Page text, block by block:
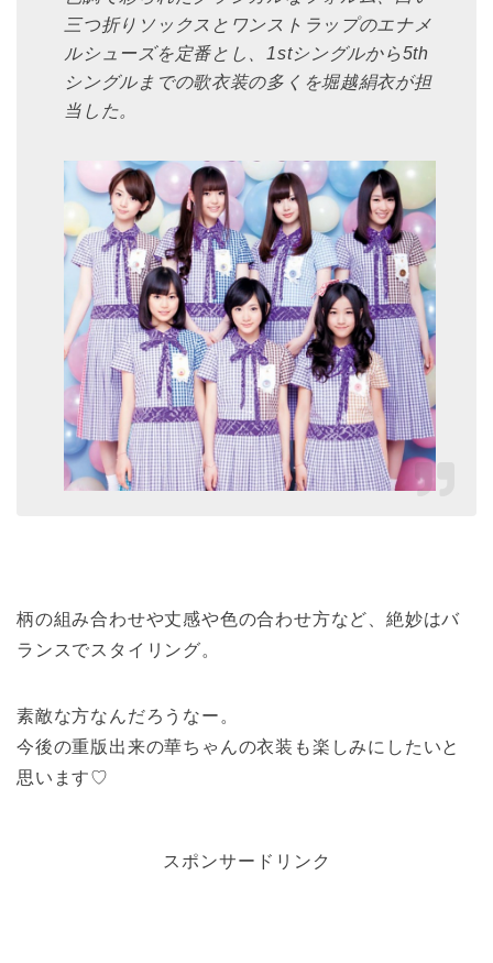
三つ折りソックスとワンストラップのエナメ
ルシューズを定番とし、1stシングルから5th
シングルまでの歌衣装の多くを堀越絹衣が担
当した。
柄の組み合わせや丈感や色の合わせ方など、絶妙はバ
ランスでスタイリング。
素敵な方なんだろうなー。
今後の重版出来の華ちゃんの衣装も楽しみにしたいと
思います♡
スポンサードリンク